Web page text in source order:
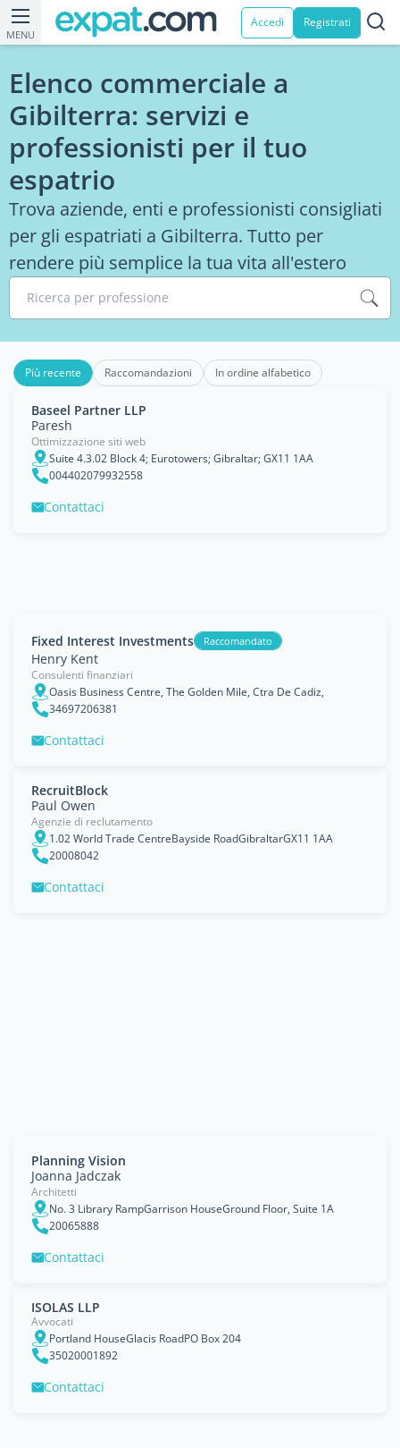
MENU
Accedi Registrati
Elenco commerciale a
Gibilterra: servizi e
professionisti per il tuo
espatrio
Trova aziende, enti e professionisti consigliati
per gli espatriati a Gibilterra. Tutto per
rendere più semplice la tua vita all'estero
Ricerca per professione
Più recente Raccomandazioni In ordine alfabetico
Baseel Partner LLP
Paresh
Ottimizzazione siti web
Suite 4.3.02 Block 4; Eurotowers; Gibraltar; GX11 1AA
004402079932558
Contattaci
Fixed Interest Investments Raccomandato
Henry Kent
Consulenti finanziari
Oasis Business Centre, The Golden Mile, Ctra De Cadiz,
34697206381
Contattaci
RecruitBlock
Paul Owen
Agenzie di reclutamento
1.02 World Trade CentreBayside RoadGibraltarGX11 1AA
20008042
Contattaci
Planning Vision
Joanna Jadczak
Architetti
No. 3 Library RampGarrison HouseGround Floor, Suite 1A
20065888
Contattaci
ISOLAS LLP
Avvocati
Portland HouseGlacis RoadPO Box 204
35020001892
Contattaci